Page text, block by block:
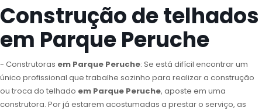
Construção de telhados
em Parque Peruche
- Construtoras em Parque Peruche: Se está difícil encontrar um
único profissional que trabalhe sozinho para realizar a construção
ou troca do telhado em Parque Peruche, aposte em uma
construtora. Por já estarem acostumadas a prestar o serviço, as